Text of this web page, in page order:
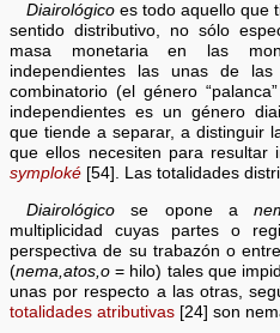
Diairológicoes todo aquello que
sentido distributivo, no sólo
masa monetaria en las
independientes las unas de
combinatorio (el género
independientes es un género
que tiende a separar, a distinguir
que ellos necesiten para resultar
symploké [54]. Las totalidades
Diairológicose opone a
multiplicidad cuyas partes o
perspectiva de su trabazón o
(nema,atos,o = hilo) tales que
unas por respecto a las otras,
totalidades atributivas [24] son